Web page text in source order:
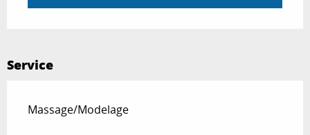
Service
Massage/Modelage